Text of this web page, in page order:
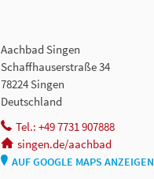
Aachbad Singen
Schaffhauserstraße 34
78224 Singen
Deutschland
Tel.: +49 7731 907888
singen.de/aachbad
AUF GOOGLE MAPS ANZEIGEN